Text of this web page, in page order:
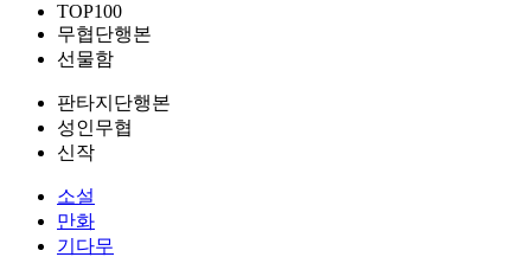
TOP100
무협단행본
선물함
판타지단행본
성인무협
신작
소설
만화
기다무